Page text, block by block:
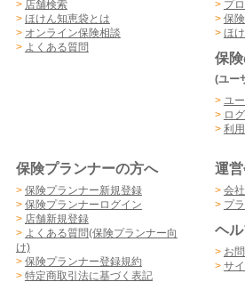
> 店舗検索
> ほけん知恵袋とは
> オンライン保険相談
> よくある質問
> プ
> 保
> ほ
保
(ユー
> ユ
> ロ
> 利
保険プランナーの方へ
> 保険プランナー新規登録
> 保険プランナーログイン
> 店舗新規登録
> よくある質問(保険プランナー向
け)
> 保険プランナー登録規約
> 特定商取引法に基づく表記
運
> 会
> プ
ヘ
> お
> サ